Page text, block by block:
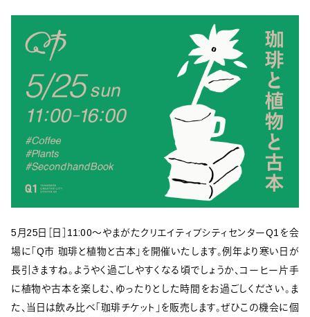
5月25日［日］11:00〜やまがたクリエイティブシティセンターQ1を会
場に「Q市 珈琲と植物と古本」を開催いたします。例年より寒い日が
長引きますね。ようやく過ごしやすくなる頃でしょうか、コーヒー片手
に植物や古本を楽しむ、ゆったりとした時間をお過ごしください。ま
た、当日は飲み比べ「珈琲チケット」を販売します。ぜひこの機会に個